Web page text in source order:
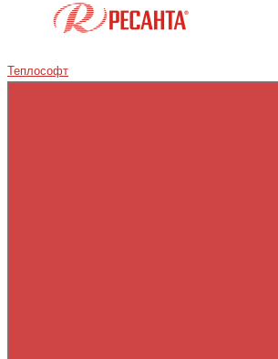
Теплософт